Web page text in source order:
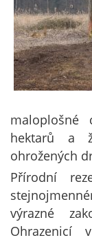
maloplošné
hektarů a
ohrožených
Přírodní
výrazné
Ohrazenicí